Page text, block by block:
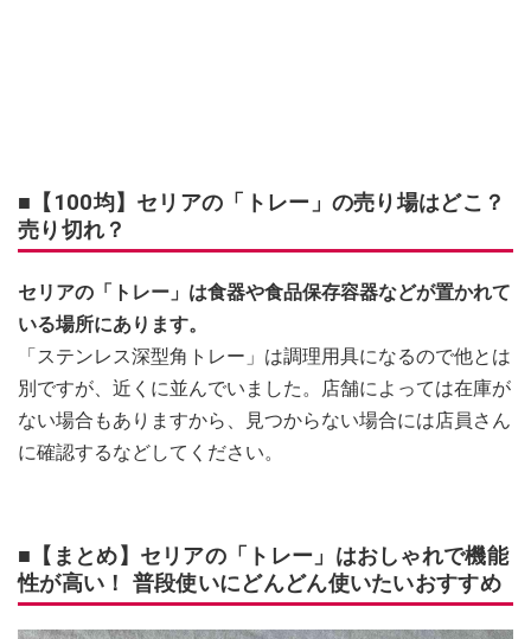
■【100均】セリアの「トレー」の売り場はどこ？
売り切れ？
セリアの「トレー」は食器や食品保存容器などが置かれて
いる場所にあります。
「ステンレス深型角トレー」は調理用具になるので他とは
別ですが、近くに並んでいました。店舗によっては在庫が
ない場合もありますから、見つからない場合には店員さん
に確認するなどしてください。
■【まとめ】セリアの「トレー」はおしゃれで機能
性が高い！ 普段使いにどんどん使いたいおすすめ